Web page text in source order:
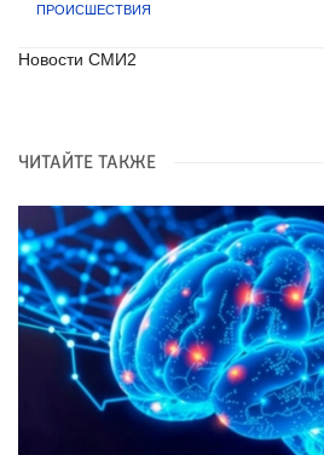
ПРОИСШЕСТВИЯ
Новости СМИ2
ЧИТАЙТЕ ТАКЖЕ